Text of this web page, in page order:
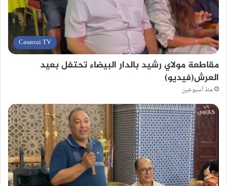
Casaoui TV
مقاطعة مولاي رشيد بالدار البيضاء تحتفل بعيد
العرش(فيديو)
منذ أسبوعين